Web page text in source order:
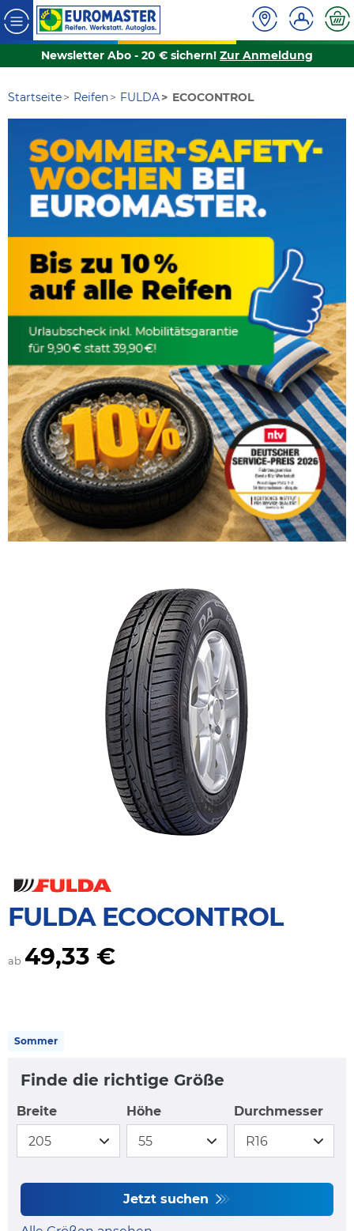
Newsletter Abo - 20 € sichern! Zur Anmeldung
Startseite Reifen FULDA ECOCONTROL
FULDA ECOCONTROL
ab 49,33 €
Sommer
Finde die richtige Größe
Breite Höhe Durchmesser
Jetzt suchen